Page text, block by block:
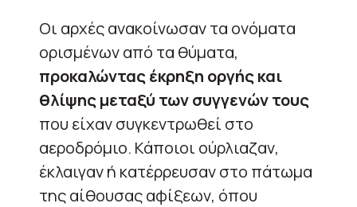
Οι αρχές ανακοίνωσαν τα ονόματα
ορισμένων από τα θύματα,
προκαλώντας έκρηξη οργής και
θλίψης μεταξύ των συγγενών τους
που είχαν συγκεντρωθεί στο
αεροδρόμιο. Κάποιοι ούρλιαζαν,
έκλαιγαν ή κατέρρευσαν στο πάτωμα
της αίθουσας αφίξεων, όπου